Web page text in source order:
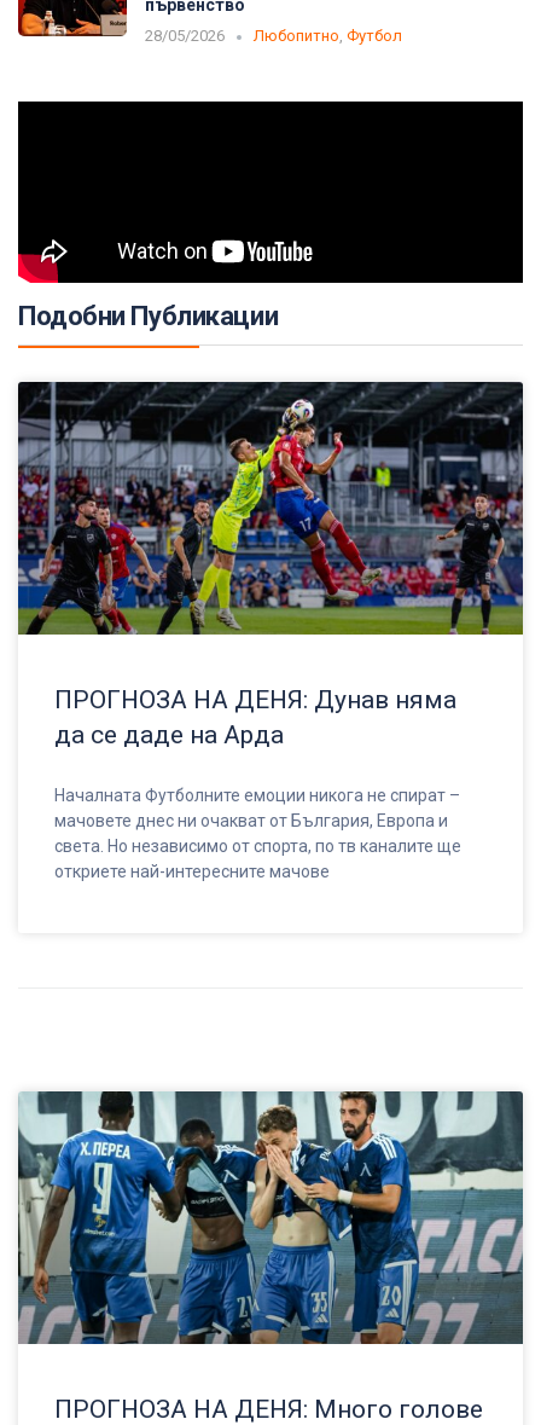
първенство
28/05/2026 Любопитно Футбол
Подобни Публикации
ПРОГНОЗА НА ДЕНЯ: Дунав няма
да се даде на Арда
Началната Футболните емоции никога не спират –
мачовете днес ни очакват от България, Европа и
света. Но независимо от спорта, по тв каналите ще
откриете най-интересните мачове
ПРОГНОЗА НА ДЕНЯ: Много голове